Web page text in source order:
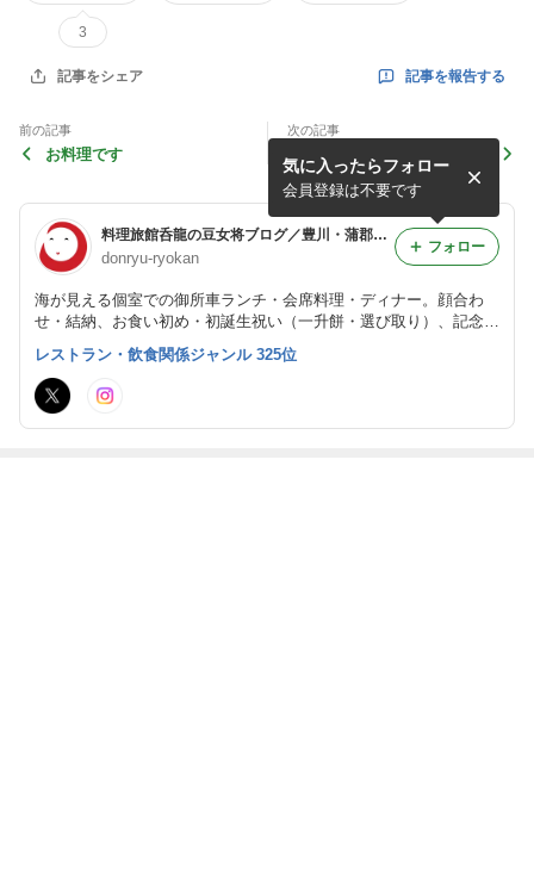
3
記事をシェア 記事を報告する
前の記事
お料理です
次の記事
仕出し弁当のご注文をありが
とうございました
料理旅館呑龍の豆女将ブログ／豊川・蒲郡・岡崎・豊橋・愛知県
donryu-ryokan
海が見える個室での御所車ランチ・会席料理・ディナー。顔合わ
せ・結納、お食い初め・初誕生祝い（一升餅・選び取り）、記念
日、ご接待、女子会、法要、忘新年会、歓送迎会、ご宿泊等でご利
用いただけます。
気に入ったらフォロー
会員登録は不要です
フォロー
レストラン・飲食関係ジャンル 325位